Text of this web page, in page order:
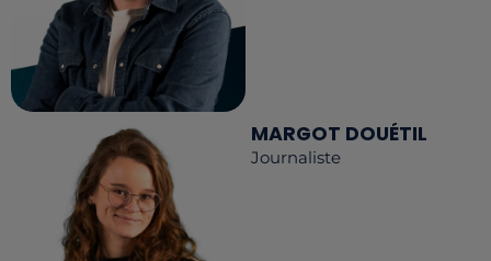
MARGOT DOUÉTIL
Journaliste